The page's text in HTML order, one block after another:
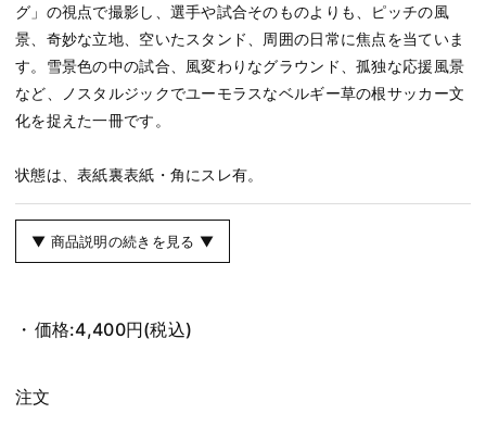
グ」の視点で撮影し、選手や試合そのものよりも、ピッチの風
景、奇妙な立地、空いたスタンド、周囲の日常に焦点を当ていま
す。雪景色の中の試合、風変わりなグラウンド、孤独な応援風景
など、ノスタルジックでユーモラスなベルギー草の根サッカー文
化を捉えた一冊です。
状態は、表紙裏表紙・角にスレ有。
▼ 商品説明の続きを見る ▼
価格:4,400円(税込)
注文